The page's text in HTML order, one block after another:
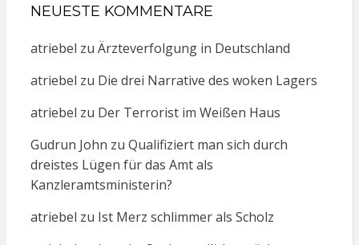
NEUESTE KOMMENTARE
atriebel zu Ärzteverfolgung in Deutschland
atriebel zu Die drei Narrative des woken Lagers
atriebel zu Der Terrorist im Weißen Haus
Gudrun John zu Qualifiziert man sich durch
dreistes Lügen für das Amt als
Kanzleramtsministerin?
atriebel zu Ist Merz schlimmer als Scholz